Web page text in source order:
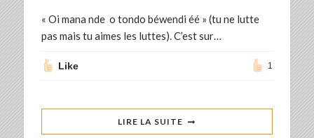
« Oi mana nde o tondo béwendi éé » (tu ne lutte
pas mais tu aimes les luttes). C’est sur…
Like 1
LIRE LA SUITE